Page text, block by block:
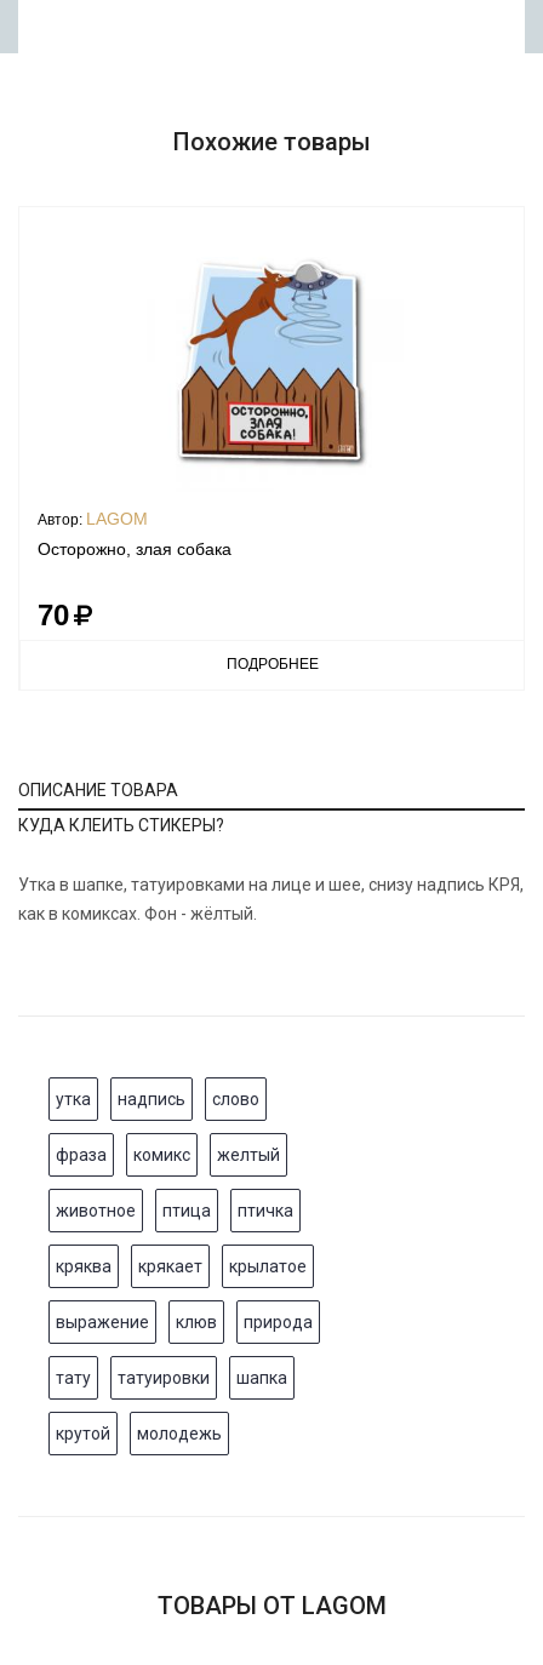
Похожие товары
Автор: LAGOM
Осторожно, злая собака
70
ПОДРОБНЕЕ
ОПИСАНИЕ ТОВАРА
КУДА КЛЕИТЬ СТИКЕРЫ?
Утка в шапке, татуировками на лице и шее, снизу надпись КРЯ,
как в комиксах. Фон - жёлтый.
утка надпись слово
фраза комикс желтый
животное птица птичка
кряква крякает крылатое
выражение клюв природа
тату татуировки шапка
крутой молодежь
ТОВАРЫ ОТ LAGOM